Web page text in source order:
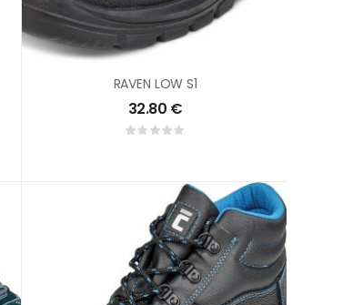
RAVEN LOW S1
32.80 €